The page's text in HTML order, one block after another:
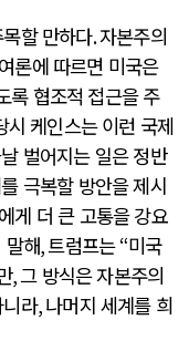
할 만하다.자본주의
론에 따르면 미국은
록 협조적 접근을 주
시 케인스는 이런 국제
벌어지는 일은 정반
극복할 방안을 제시
게 더 큰 고통을 강요
말해,트럼프는“미국
,그 방식은 자본주의
라,나머지 세계를 희